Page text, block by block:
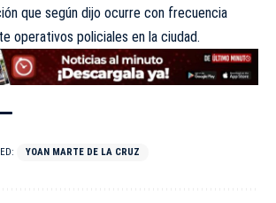
que según dijo ocurre con frecuencia
operativos policiales en la ciudad.
YOAN MARTE DE LA CRUZ